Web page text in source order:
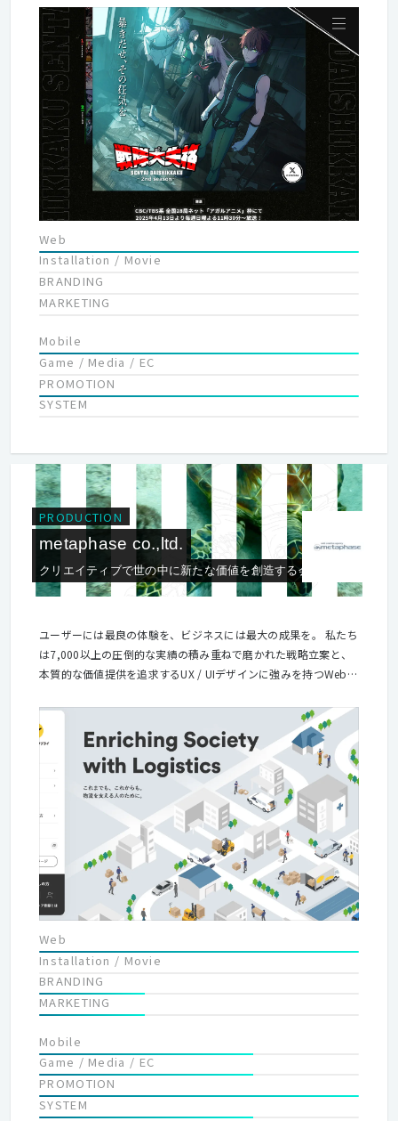
醐味が、 当社の仕事にはあふれています。 どんな時代でも、そ
んな世代にとっても、エンターテイメントの楽しさや必要性は変
わらないと思います。 “この楽しさを伝えたい”、“笑顔や勇気を
渡したい”という気持ちを持ち、 人々のライフスタイルが変わっ
ても様々なツールや手法を通じて エンターテイメントを伝えてい
くことが私達の使命です。
Web
Installation / Movie
BRANDING
MARKETING
Mobile
Game / Media / EC
PROMOTION
SYSTEM
PRODUCTION
metaphase co.,ltd.
クリエイティブで世の中に新たな価値を創造する会社。
ユーザーには最良の体験を、ビジネスには最大の成果を。 私たち
は7,000以上の圧倒的な実績の積み重ねで磨かれた戦略立案と、
本質的な価値提供を追求するUX / UIデザインに強みを持つWeb制
通じて、 ユーザーには最良の体験を提供し、 お客様のビジネス
には最大の成果を導くためのご支援をします。 「デザイン」とは
理解すること 私たちは常に「デザインとは何か」という問いを大
切にしています。私たちの考えるデザインの役割とは、ユーザー
に対して企業の提供するサービスやプロダクトの本質的な価値を
見出し、伝えることにあります。 そのため、お客様のビジネスへ
の深い理解が最も重要だと考えています。
Web
Installation / Movie
BRANDING
MARKETING
Mobile
Game / Media / EC
PROMOTION
SYSTEM